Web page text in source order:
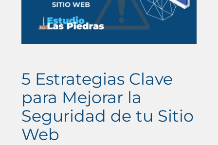
5 Estrategias Clave
para Mejorar la
Seguridad de tu Sitio
Web